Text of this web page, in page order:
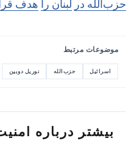
حزب‌الله در لبنان را هدف
موضوعات مرتبط
اسرائیل حزب‌الله نوریل دوبین
بیشتر درباره